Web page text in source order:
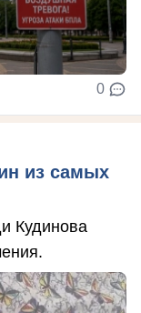
0
из самых
Кудинова